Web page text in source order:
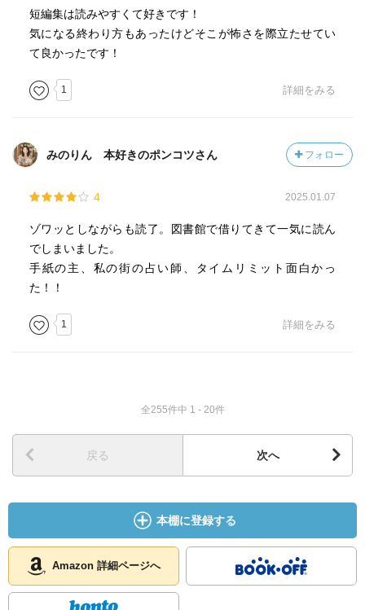
短編集は読みやすくて好きです！
気になる終わり方もあったけどそこが怖さを際立たせてい
て良かったです！
1 詳細をみる
みのりん 本好きのポンコツさん フォロー
4 2025.01.07
ゾワッとしながらも読了。図書館で借りてきて一気に読ん
でしまいました。
手紙の主、私の街の占い師、タイムリミット面白かっ
た！！
1 詳細をみる
全255件中 1 - 20件
戻る 次へ
本棚に登録する
Amazon 詳細ページへ